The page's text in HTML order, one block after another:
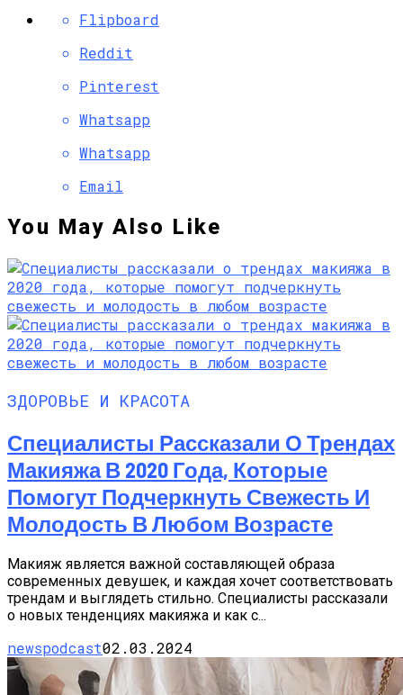
Flipboard
Reddit
Pinterest
Whatsapp
Whatsapp
Email
You May Also Like
ЗДОРОВЬЕ И КРАСОТА
Специалисты Рассказали О Трендах
Макияжа В 2020 Года, Которые
Помогут Подчеркнуть Свежесть И
Молодость В Любом Возрасте
Макияж является важной составляющей образа
современных девушек, и каждая хочет соответствовать
трендам и выглядеть стильно. Специалисты рассказали
о новых тенденциях макияжа и как с...
newspodcast02.03.2024